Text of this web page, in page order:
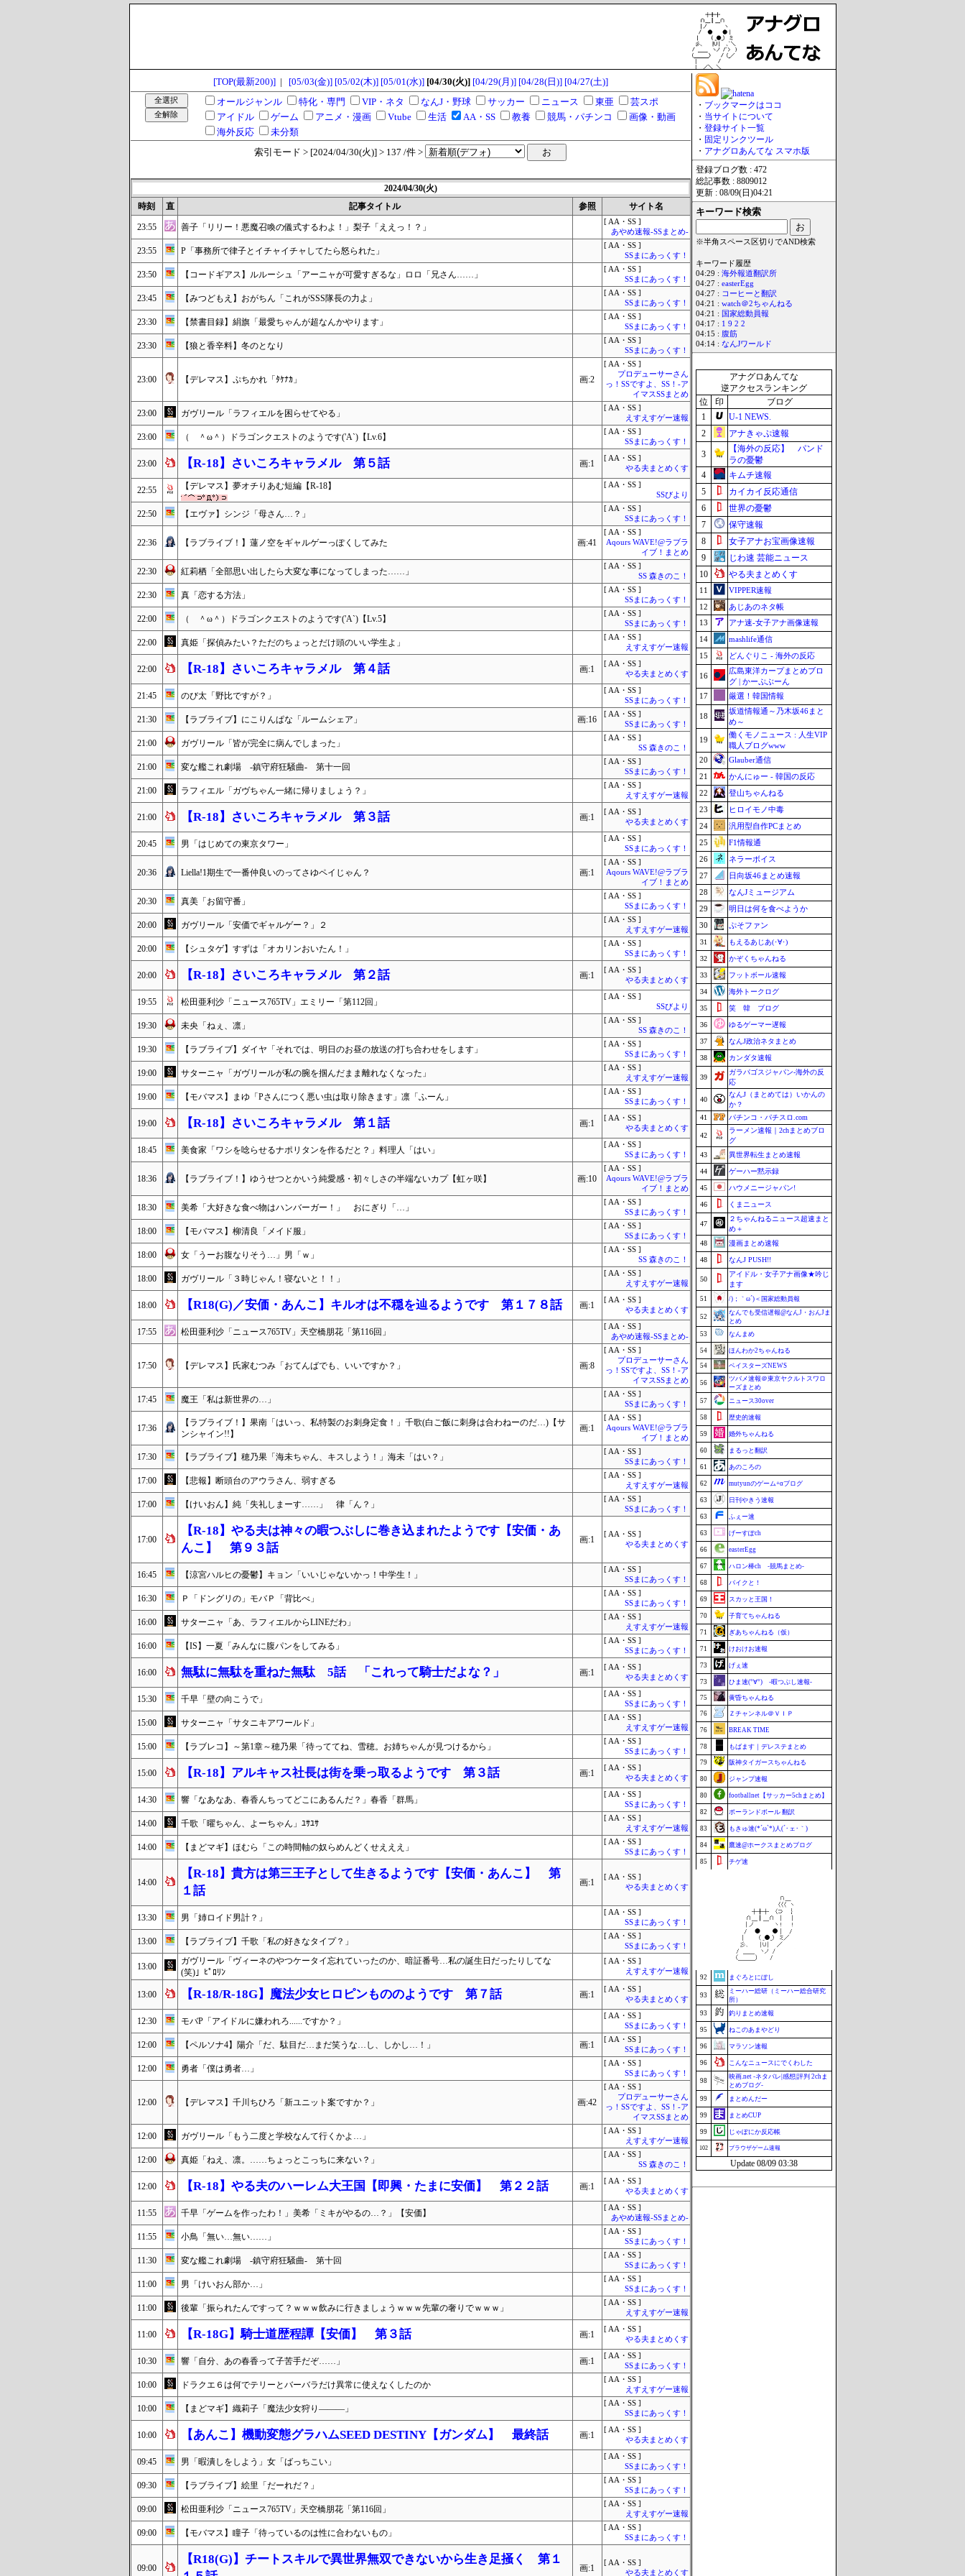
[TOP(最新200)]| [05/03(金)] [05/02(木)] [05/01(水)] [04/30(火)] [04/29(月)] [04/28(日)] [04/27(土)]
オールジャンル
特化・専門 VIP・ネタ なんJ・野球 サッカー ニュース 東亜
芸スポ
アイドル
ゲーム アニメ・漫画 Vtube 生活 AA・SS 教養 競馬・パチンコ
画像・動画
海外反応
未分類
索引モード > [2024/04/30(火)] > 137 /件 >
2024/04/30(火)
時刻
直 記事タイトル 参照 サイト名
23:55 善子「リリー！悪魔召喚の儀式するわよ！」梨子「ええっ！？」
[ AA・SS ]
あやめ速報-SSまとめ-
23:55 P「事務所で律子とイチャイチャしてたら怒られた」
[ AA・SS ]
SSまにあっくす！
23:50 【コードギアス】ルルーシュ「アーニャが可愛すぎるな」ロロ「兄さん……」
[ AA・SS ]
SSまにあっくす！
23:45 【みつどもえ】おがちん「これがSSS隊長の力よ」
[ AA・SS ]
SSまにあっくす！
23:30 【禁書目録】絹旗「最愛ちゃんが超なんかやります」
[ AA・SS ]
SSまにあっくす！
23:30 【狼と香辛料】冬のとなり
[ AA・SS ]
SSまにあっくす！
23:00 【デレマス】ぷちかれ「ﾀｹﾅｶ」 画:2
[ AA・SS ]
プロデューサーさん
っ！SSですよ、SS！-ア
イマスSSまとめ
23:00 ガヴリール「ラフィエルを困らせてやる」
[ AA・SS ]
えすえすゲー速報
23:00 （ ＾ω＾）ドラゴンクエストのようです('A`)【Lv.6】
[ AA・SS ]
SSまにあっくす！
23:00 【R-18】さいころキャラメル 第５話 画:1
[ AA・SS ]
やる夫まとめくす
22:55 【デレマス】夢オチりあむ短編【R-18】
[ AA・SS ]
SSびより
22:50 【エヴァ】シンジ「母さん…？」
[ AA・SS ]
SSまにあっくす！
22:36 【ラブライブ！】蓮ノ空をギャルゲーっぽくしてみた 画:41
[ AA・SS ]
Aqours WAVE!@ラブラ
イブ！まとめ
22:30 紅莉栖「全部思い出したら大変な事になってしまった……」
[ AA・SS ]
SS 森きのこ！
22:30 真「恋する方法」
[ AA・SS ]
SSまにあっくす！
22:00 （ ＾ω＾）ドラゴンクエストのようです('A`)【Lv.5】
[ AA・SS ]
SSまにあっくす！
22:00 真姫「探偵みたい？ただのちょっとだけ頭のいい学生よ」
[ AA・SS ]
えすえすゲー速報
22:00 【R-18】さいころキャラメル 第４話 画:1
[ AA・SS ]
やる夫まとめくす
21:45 のび太「野比ですが？」
[ AA・SS ]
SSまにあっくす！
21:30 【ラブライブ】にこりんぱな「ルームシェア」 画:16
[ AA・SS ]
SSまにあっくす！
21:00 ガヴリール「皆が完全に病んでしまった」
[ AA・SS ]
SS 森きのこ！
21:00 変な艦これ劇場 -鎮守府狂騒曲- 第十一回
[ AA・SS ]
SSまにあっくす！
21:00 ラフィエル「ガヴちゃん一緒に帰りましょう？」
[ AA・SS ]
えすえすゲー速報
21:00 【R-18】さいころキャラメル 第３話 画:1
[ AA・SS ]
やる夫まとめくす
20:45 男「はじめての東京タワー」
[ AA・SS ]
SSまにあっくす！
20:36 Liella!1期生で一番仲良いのってさゆペイじゃん？ 画:1
[ AA・SS ]
Aqours WAVE!@ラブラ
イブ！まとめ
20:30 真美「お留守番」
[ AA・SS ]
SSまにあっくす！
20:00 ガヴリール「安価でギャルゲー？」２
[ AA・SS ]
えすえすゲー速報
20:00 【シュタゲ】すずは「オカリンおいたん！」
[ AA・SS ]
SSまにあっくす！
20:00 【R-18】さいころキャラメル 第２話 画:1
[ AA・SS ]
やる夫まとめくす
19:55 松田亜利沙「ニュース765TV」エミリー「第112回」
[ AA・SS ]
SSびより
19:30 未央「ねぇ、凛」
[ AA・SS ]
SS 森きのこ！
19:30 【ラブライブ】ダイヤ「それでは、明日のお昼の放送の打ち合わせをします」
[ AA・SS ]
SSまにあっくす！
19:00 サターニャ「ガヴリールが私の腕を掴んだまま離れなくなった」
[ AA・SS ]
えすえすゲー速報
19:00 【モバマス】まゆ「Pさんにつく悪い虫は取り除きます」凛「ふーん」
[ AA・SS ]
SSまにあっくす！
19:00 【R-18】さいころキャラメル 第１話 画:1
[ AA・SS ]
やる夫まとめくす
18:45 美食家「ワシを唸らせるナポリタンを作るだと？」料理人「はい」
[ AA・SS ]
SSまにあっくす！
18:36 【ラブライブ！】ゆうせつとかいう純愛感・初々しさの半端ないカプ【虹ヶ咲】 画:10
[ AA・SS ]
Aqours WAVE!@ラブラ
イブ！まとめ
18:30 美希「大好きな食べ物はハンバーガー！」 おにぎり「…」
[ AA・SS ]
SSまにあっくす！
18:00 【モバマス】柳清良「メイド服」
[ AA・SS ]
SSまにあっくす！
18:00 女「うーお腹なりそう…」男「ｗ」
[ AA・SS ]
SS 森きのこ！
18:00 ガヴリール「３時じゃん！寝ないと！！」
[ AA・SS ]
えすえすゲー速報
18:00 【R18(G)／安価・あんこ】キルオは不穏を辿るようです 第１７８話 画:1
[ AA・SS ]
やる夫まとめくす
17:55 松田亜利沙「ニュース765TV」天空橋朋花「第116回」
[ AA・SS ]
あやめ速報-SSまとめ-
17:50 【デレマス】氏家むつみ「おてんばでも、いいですか？」 画:8
[ AA・SS ]
プロデューサーさん
っ！SSですよ、SS！-ア
イマスSSまとめ
17:45 魔王「私は新世界の…」
[ AA・SS ]
SSまにあっくす！
17:36
【ラブライブ！】果南「はいっ、私特製のお刺身定食！」千歌(白ご飯に刺身は合わねーのだ…)【サ
ンシャイン!!】
画:1
[ AA・SS ]
Aqours WAVE!@ラブラ
イブ！まとめ
17:30 【ラブライブ】穂乃果「海未ちゃん、キスしよう！」海未「はい？」
[ AA・SS ]
SSまにあっくす！
17:00 【悲報】断頭台のアウラさん、弱すぎる
[ AA・SS ]
えすえすゲー速報
17:00 【けいおん】純「失礼しまーす……」 律「ん？」
[ AA・SS ]
SSまにあっくす！
17:00
【R-18】やる夫は神々の暇つぶしに巻き込まれたようです【安価・あ
んこ】 第９３話
画:1
[ AA・SS ]
やる夫まとめくす
16:45 【涼宮ハルヒの憂鬱】キョン「いいじゃないかっ！中学生！」
[ AA・SS ]
SSまにあっくす！
16:30 Ｐ「ドングリの」モバＰ「背比べ」
[ AA・SS ]
SSまにあっくす！
16:00 サターニャ「あ、ラフィエルからLINEだわ」
[ AA・SS ]
えすえすゲー速報
16:00 【IS】一夏「みんなに腹パンをしてみる」
[ AA・SS ]
SSまにあっくす！
16:00 無駄に無駄を重ねた無駄 5話 「これって騎士だよな？」 画:1
[ AA・SS ]
やる夫まとめくす
15:30 千早「壁の向こうで」
[ AA・SS ]
SSまにあっくす！
15:00 サターニャ「サタニキアワールド」
[ AA・SS ]
えすえすゲー速報
15:00 【ラブレコ】～第1章～穂乃果「待っててね、雪穂。お姉ちゃんが見つけるから」
[ AA・SS ]
SSまにあっくす！
15:00 【R-18】アルキャス社長は街を乗っ取るようです 第３話 画:1
[ AA・SS ]
やる夫まとめくす
14:30 響「なあなあ、春香んちってどこにあるんだ？」春香「群馬」
[ AA・SS ]
SSまにあっくす！
14:00 千歌「曜ちゃん、よーちゃん」ﾕｻﾕｻ
[ AA・SS ]
えすえすゲー速報
14:00 【まどマギ】ほむら「この時間軸の奴らめんどくせえええ」
[ AA・SS ]
SSまにあっくす！
14:00
【R-18】貴方は第三王子として生きるようです【安価・あんこ】 第
１話
画:1
[ AA・SS ]
やる夫まとめくす
13:30 男「姉ロイド男計？」
[ AA・SS ]
SSまにあっくす！
13:00 【ラブライブ】千歌「私の好きなタイプ？」
[ AA・SS ]
SSまにあっくす！
13:00
ガヴリール「ヴィーネのやつケータイ忘れていったのか、暗証番号…私の誕生日だったりしてな
(笑)」ﾋﾟﾛﾘﾝ
[ AA・SS ]
えすえすゲー速報
13:00 【R-18/R-18G】魔法少女ヒロピンもののようです 第７話 画:1
[ AA・SS ]
やる夫まとめくす
12:30 モバP「アイドルに嫌われろ......ですか？」
[ AA・SS ]
SSまにあっくす！
12:00 【ペルソナ4】陽介「だ、駄目だ…まだ笑うな…し、しかし…！」 画:1
[ AA・SS ]
SSまにあっくす！
12:00 勇者「僕は勇者…」
[ AA・SS ]
SSまにあっくす！
12:00 【デレマス】千川ちひろ「新ユニット案ですか？」 画:42
[ AA・SS ]
プロデューサーさん
っ！SSですよ、SS！-ア
イマスSSまとめ
12:00 ガヴリール「もう二度と学校なんて行くかよ…」
[ AA・SS ]
えすえすゲー速報
12:00 真姫「ねえ、凛。……ちょっとこっちに来ない？」
[ AA・SS ]
SS 森きのこ！
12:00 【R-18】やる夫のハーレム大王国【即興・たまに安価】 第２２話 画:1
[ AA・SS ]
やる夫まとめくす
11:55 千早「ゲームを作ったわ！」美希「ミキがやるの…？」【安価】
[ AA・SS ]
あやめ速報-SSまとめ-
11:55 小鳥「無い…無い……」
[ AA・SS ]
SSまにあっくす！
11:30 変な艦これ劇場 -鎮守府狂騒曲- 第十回
[ AA・SS ]
SSまにあっくす！
11:00 男「けいおん部か…」
[ AA・SS ]
SSまにあっくす！
11:00 後輩「振られたんですって？ｗｗｗ飲みに行きましょうｗｗｗ先輩の奢りでｗｗｗ」
[ AA・SS ]
えすえすゲー速報
11:00 【R-18G】騎士道歴程譚【安価】 第３話 画:1
[ AA・SS ]
やる夫まとめくす
10:30 響「自分、あの春香って子苦手だぞ……」 画:1
[ AA・SS ]
SSまにあっくす！
10:00 ドラクエ６は何でテリーとバーバラだけ異常に使えなくしたのか
[ AA・SS ]
えすえすゲー速報
10:00 【まどマギ】織莉子「魔法少女狩り―――」
[ AA・SS ]
SSまにあっくす！
10:00 【あんこ】機動変態グラハムSEED DESTINY【ガンダム】 最終話 画:1
[ AA・SS ]
やる夫まとめくす
09:45 男「暇潰しをしよう」女「ばっちこい」
[ AA・SS ]
SSまにあっくす！
09:30 【ラブライブ】絵里「だーれだ？」
[ AA・SS ]
SSまにあっくす！
09:00 松田亜利沙「ニュース765TV」天空橋朋花「第116回」
[ AA・SS ]
えすえすゲー速報
09:00 【モバマス】瞳子「待っているのは性に合わないもの」
[ AA・SS ]
SSまにあっくす！
09:00
【R18(G)】チートスキルで異世界無双できないから生き足掻く 第１
画:1
[ AA・SS ]
やる夫まとめくす
・ ブックマークはココ
・ 当サイトについて
・ 登録サイト一覧
・ 固定リンクツール
・ アナグロあんてな スマホ版
登録ブログ数 : 472
総記事数 : 8809012
更新 : 08/09(日)04:21
キーワード検索
※半角スペース区切りでAND検索
キーワード履歴
04:29 : 海外報道翻訳所
04:27 : easterEgg
04:27 : コーヒーと翻訳
04:21 : watch＠2ちゃんねる
04:21 : 国家総動員報
04:17 : 1 9 2 2
04:15 : 腹筋
04:14 : なんJワールド
アナグロあんてな
逆アクセスランキング
位
印
ブログ
1
U-1 NEWS.
2
アナきゃぷ速報
3
【海外の反応】 パンド
ラの憂鬱
4
キムチ速報
5
カイカイ反応通信
6
世界の憂鬱
7
保守速報
8
女子アナお宝画像速報
9
じわ速 芸能ニュース
10
やる夫まとめくす
11
VIPPER速報
12
あじあのネタ帳
13
アナ速‐女子アナ画像速報
14
mashlife通信
15
どんぐりこ - 海外の反応
16
広島東洋カープまとめブロ
グ | かーぷぶーん
17
厳選！韓国情報
18
坂道情報通～乃木坂46まと
め～
19
働くモノニュース : 人生VIP
職人ブログwww
20
Glauber通信
21
かんにゅー - 韓国の反応
22
登山ちゃんねる
23
ヒロイモノ中毒
24
汎用型自作PCまとめ
25
F1情報通
26
ネラーボイス
27
日向坂46まとめ速報
28
なんJミュージアム
29
明日は何を食べようか
30
ぷそファン
31 もえるあじあ(･∀･)
32 かぞくちゃんねる
33 フットボール速報
34 海外トークログ
35 笑 韓 ブログ
36 ゆるゲーマー遅報
37 なんJ政治ネタまとめ
38 カンダタ速報
39
ガラパゴスジャパン-海外の反
応
40
なんJ（まとめては）いかんの
か？
41
パチンコ・パチスロ.com
42
ラーメン速報｜2chまとめブロ
グ
43
異世界転生まとめ速報
44 ゲーハー黙示録
45 ハウメニージャパン!
46 くまニュース
47
２ちゃんねるニュース超速まと
め＋
48
漫画まとめ速報
48 なんJ PUSH!!
50
アイドル・女子アナ画像★吟じ
ます
51 /)；｀ω´)＜国家総動員報
52
なんでも受信遅報@なんJ・おんJま
とめ
53
なんまめ
54 ほんわか2ちゃんねる
54 ベイスターズNEWS
56
ツバメ速報＠東京ヤクルトスワロ
ーズまとめ
57
ニュース30over
58 歴史的速報
59 婚外ちゃんねる
60 まるっと翻訳
61 あのころの
62 mutyunのゲーム+αブログ
63 日刊やきう速報
63 ふぇー速
63 げーすぽch
66 easterEgg
67 ハロン棒ch -競馬まとめ-
68 バイクと！
69 スカッと王国！
70 子育てちゃんねる
71 ぎあちゃんねる（仮）
71 けおけお速報
73 げぇ速
73 ひま速(°∀°) -暇つぶし速報-
75 黄昏ちゃんねる
76 Ｚチャンネル＠ＶＩＰ
76 BREAK TIME
78 もばます｜デレステまとめ
79 阪神タイガースちゃんねる
80 ジャンプ速報
80 footballnet【サッカー5chまとめ】
82 ポーランドボール 翻訳
83 もきゅ速(*´ω`*)人(´･ェ･｀)
84 鷹速@ホークスまとめブログ
85 チゲ速
カルチョまとめブログ
BABYMETAL TIMES
VTuberNews
セクシーテレビジョン
92 まぐろとにぼし
93
ミーハー総研（ミーハー総合研究
所）
93
釣りまとめ速報
95 ねこのあまやどり
96 マラソン速報
96 こんなニュースにでくわした
98
映画.net -ネタバレ|感想|評判 2chま
とめブログ-
99
まとめんだー
99 まとめCUP
99 じゃぽにか反応帳
102 ブラウザゲーム速報
Update 08/09 03:38